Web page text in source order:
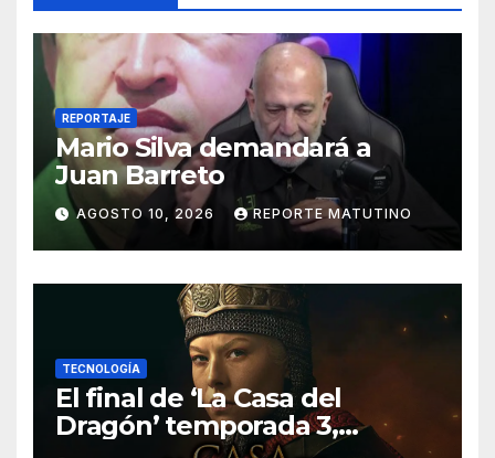
REPORTAJE
Mario Silva demandará a
Juan Barreto
AGOSTO 10, 2026 REPORTE MATUTINO
TECNOLOGÍA
El final de ‘La Casa del
Dragón’ temporada 3,